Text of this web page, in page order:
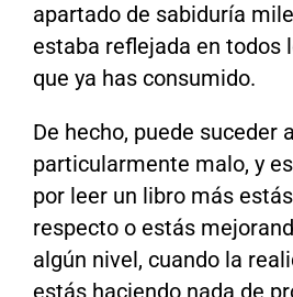
apartado de sabiduría
estaba reflejada en todos
que ya has consumido.
De hecho, puede suceder
particularmente malo, y
por leer un libro más
respecto o estás
algún nivel, cuando la
estás haciendo nada de